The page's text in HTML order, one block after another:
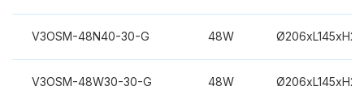
V3OSM-48N40-30-G 48W
V3OSM-48W30-30-G 48W